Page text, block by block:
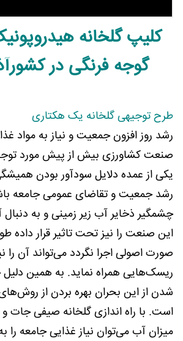
کلیپ گلخانه
گوجه فرنگی در
طرح توجیهی گلخانه یک هکتاری
رشد روز افزون جمعیت و نیاز به مواد
صنعت کشاورزی بیش از پیش مورد توجه
یکی از عمده دلایل سودآور بودن
رشد جمعیت و تقاضای عمومی جامعه
چشمگیر ذخایر آب زیر زمینی و به
این صنعت را نیز تحت تاثیر قرار داده
صورت اصولی اجرا نگردد می‌تواند آن را
ریسک‌هایی همراه نماید. به همین دلیل
شدن از این بحران بهره بردن از
است. با راه اندازی گلخانه صیفی جات
میزان آب می‌توان نیاز غذایی جامعه را